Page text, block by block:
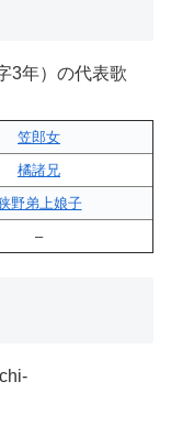
3年）の代表歌
笠郎女
橘諸兄
野弟上娘子
–